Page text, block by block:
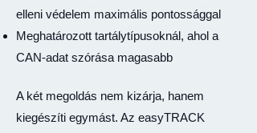
elleni védelem maximális pontossággal
Meghatározott tartálytípusoknál, ahol a
CAN-adat szórása magasabb
A két megoldás nem kizárja, hanem
kiegészíti egymást. Az easyTRACK